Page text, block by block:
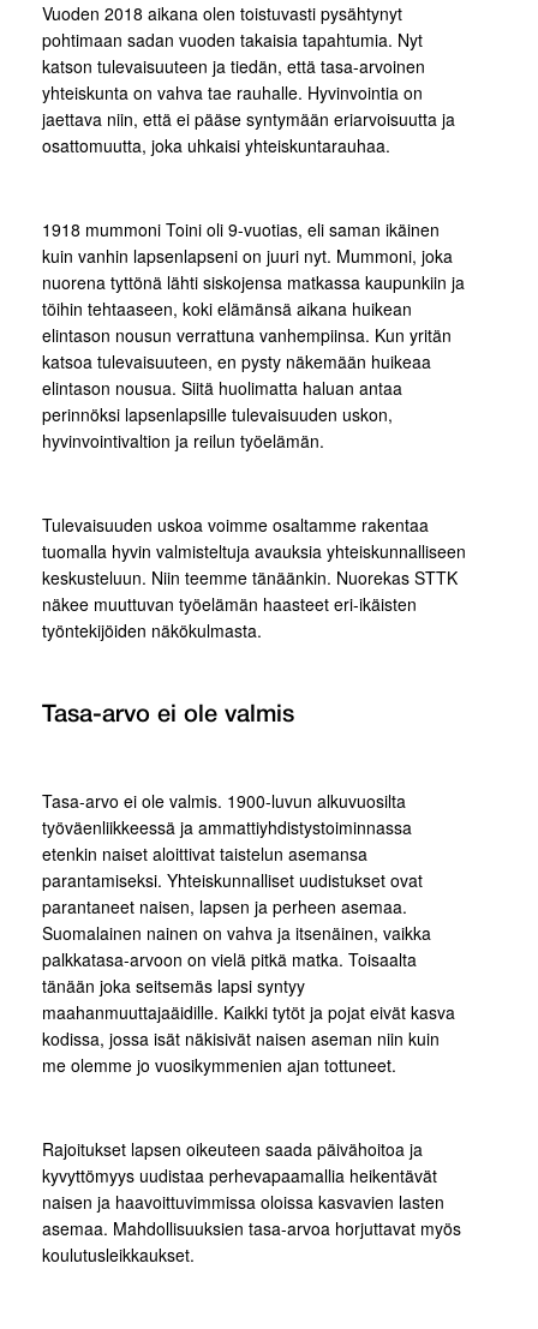
Vuoden 2018 aikana olen toistuvasti pysähtynyt
pohtimaan sadan vuoden takaisia tapahtumia. Nyt
katson tulevaisuuteen ja tiedän, että tasa-arvoinen
yhteiskunta on vahva tae rauhalle. Hyvinvointia on
jaettava niin, että ei pääse syntymään eriarvoisuutta ja
osattomuutta, joka uhkaisi yhteiskuntarauhaa.
1918 mummoni Toini oli 9-vuotias, eli saman ikäinen
kuin vanhin lapsenlapseni on juuri nyt. Mummoni, joka
nuorena tyttönä lähti siskojensa matkassa kaupunkiin ja
töihin tehtaaseen, koki elämänsä aikana huikean
elintason nousun verrattuna vanhempiinsa. Kun yritän
katsoa tulevaisuuteen, en pysty näkemään huikeaa
elintason nousua. Siitä huolimatta haluan antaa
perinnöksi lapsenlapsille tulevaisuuden uskon,
hyvinvointivaltion ja reilun työelämän.
Tulevaisuuden uskoa voimme osaltamme rakentaa
tuomalla hyvin valmisteltuja avauksia yhteiskunnalliseen
keskusteluun. Niin teemme tänäänkin. Nuorekas STTK
näkee muuttuvan työelämän haasteet eri-ikäisten
työntekijöiden näkökulmasta.
Tasa-arvo ei ole valmis
Tasa-arvo ei ole valmis. 1900-luvun alkuvuosilta
työväenliikkeessä ja ammattiyhdistystoiminnassa
etenkin naiset aloittivat taistelun asemansa
parantamiseksi. Yhteiskunnalliset uudistukset ovat
parantaneet naisen, lapsen ja perheen asemaa.
Suomalainen nainen on vahva ja itsenäinen, vaikka
palkkatasa-arvoon on vielä pitkä matka. Toisaalta
tänään joka seitsemäs lapsi syntyy
maahanmuuttajaäidille. Kaikki tytöt ja pojat eivät kasva
kodissa, jossa isät näkisivät naisen aseman niin kuin
me olemme jo vuosikymmenien ajan tottuneet.
Rajoitukset lapsen oikeuteen saada päivähoitoa ja
kyvyttömyys uudistaa perhevapaamallia heikentävät
naisen ja haavoittuvimmissa oloissa kasvavien lasten
asemaa. Mahdollisuuksien tasa-arvoa horjuttavat myös
koulutusleikkaukset.